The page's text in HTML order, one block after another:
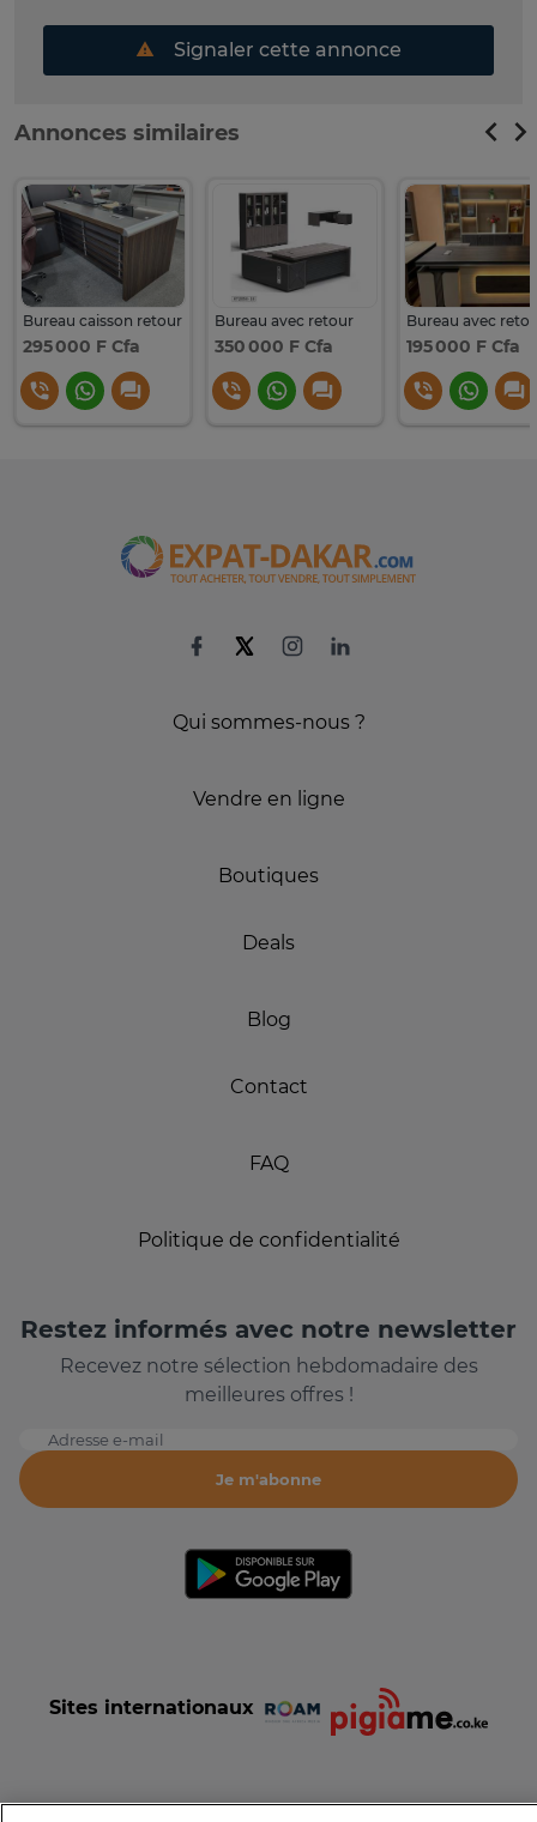
Signaler cette annonce
Annonces similaires
Bureau caisson retour
295 000 F Cfa
Bureau avec retour
350 000 F Cfa
Bureau avec
195 000 F Cfa
Qui sommes-nous ?
Vendre en ligne
Boutiques
Deals
Blog
Contact
FAQ
Politique de confidentialité
Restez informés avec notre newsletter
Recevez notre sélection hebdomadaire des
meilleures offres !
Adresse e-mail
Je m'abonne
Sites internationaux